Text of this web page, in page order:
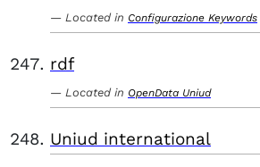
Located in Configurazione Keywords
rdf
Located in OpenData Uniud
Uniud international